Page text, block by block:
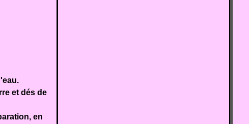
et dés de
en